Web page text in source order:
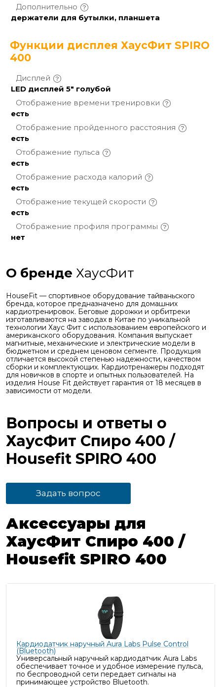
Дополнительно
держатели для бутылки, планшета
Функции дисплея ХаусФит SPIRO
400
Дисплей
LED дисплей 5" голубой
Отображение времени тренировки
есть
Отображение пройденного расстояния
есть
Отображение пульса
есть
Отображение расхода калорий
есть
Отображение текущей скорости
есть
Отображение профиля программы
нет
О бренде ХаусФит
HouseFit — спортивное оборудование тайваньского
бренда, которое предназначено для домашних
кардиотренировок. Беговые дорожки и орбитреки
изготавливаются на заводах в Китае по уникальной
технологии Хаус Фит с использованием европейского и
американского оборудования. Компания выпускает
магнитные, механические и электрические модели в
бюджетном и среднем ценовом сегменте. Продукция
отличается высокой степенью надежности, качеством
сборки и комплектующих. Кардиотренажеры подходят
для новичков в спорте и опытных пользователей. На
изделия House Fit действует гарантия от 18 месяцев в
зависимости от модели.
Вопросы и ответы о
ХаусФит Спиро 400 /
Housefit SPIRO 400
Задать вопрос
Аксессуары для
ХаусФит Спиро 400 /
Housefit SPIRO 400
Кардиодатчик наручный Aura Labs Pulse Control
(Bluetooth)
Универсальный наручный кардиодатчик Aura Labs
обеспечивает точное и удобное измерение пульса,
по беспроводной сети передает сигналы на
принимающее устройство Bluetooth.